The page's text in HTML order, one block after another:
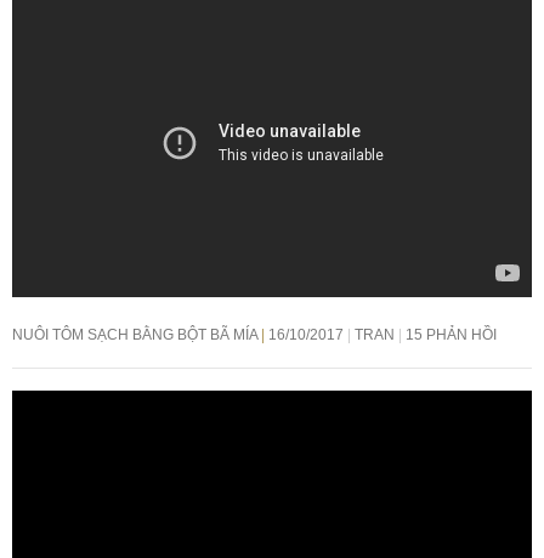
NUÔI TÔM SẠCH BẰNG BỘT BÃ MÍA 16/10/2017 TRAN 15 PHẢN HỒI